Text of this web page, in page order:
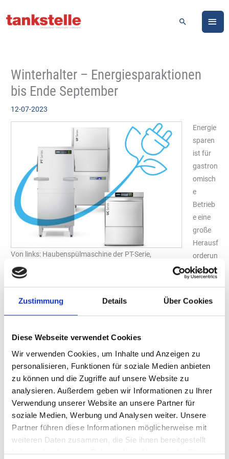
Zustimmung Details Über Cookies
Diese Webseite verwendet Cookies
Wir verwenden Cookies, um Inhalte und Anzeigen zu
personalisieren, Funktionen für soziale Medien anbieten
zu können und die Zugriffe auf unsere Website zu
analysieren. Außerdem geben wir Informationen zu Ihrer
Verwendung unserer Website an unsere Partner für
soziale Medien, Werbung und Analysen weiter. Unsere
Partner führen diese Informationen möglicherweise mit
weiteren Daten zusammen, die Sie ihnen bereitgestellt
Inhalt
Suchen
Winterhalter – Energiesparaktionen
bis Ende September
12-07-2023
Von links: Haubenspülmaschine der PT-Serie,
Gerätespülmaschine der UF-Serie,
Untertischspülmaschine der UC-Serie
Energie
sparen
ist für
gastron
omisch
e
Betrieb
e eine
große
Herausf
orderun
g. Der
Spülspe
Winterhalter aus Meckenbeuren verlängert deshalb seine
Beim Kauf einer neuen Haubenspülmaschine der PT-Serie erhalten
und profitieren außerdem von den gesenkten Betriebskosten
durch den Einsatz moderner und energieeffizienter Spültechnik.
Bei einem Strompreis von 0,40 €/kWh und 100 Spülzyklen am Tag
spart die PT-M EnergyPlus mit angetriebenem Nachspülsystem
bis zu 3.850 € im Jahr im Vergleich zu einem Vorgängermodell.
Mit der 500 €-Cashback-Aktion belohnt Winterhalter alle Kunden,
die ihre neue Untertischspülmaschine der UC-Serie oder
Haubenspülmaschine der PT-Serie mit Connected Wash